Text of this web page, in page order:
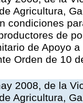
Agricultura,
condiciones
de
de Apoyo
Orden de 10
2008, de la
Agricultura,